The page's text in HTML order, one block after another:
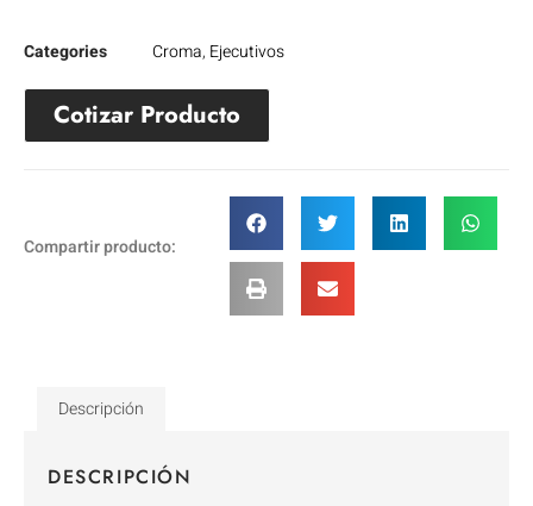
Categories Croma, Ejecutivos
Cotizar Producto
Compartir producto:
Descripción
DESCRIPCIÓN